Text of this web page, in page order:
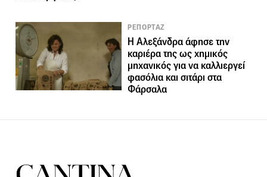
ΡΕΠΟΡΤΑΖ
Η Αλεξάνδρα άφησε την
καριέρα της ως χημικός
μηχανικός για να καλλιεργεί
φασόλια και σιτάρι στα
Φάρσαλα